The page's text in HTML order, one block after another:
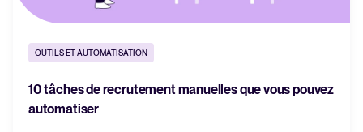
OUTILS ET AUTOMATISATION
10 tâches de recrutement manuelles que vous pouvez
automatiser